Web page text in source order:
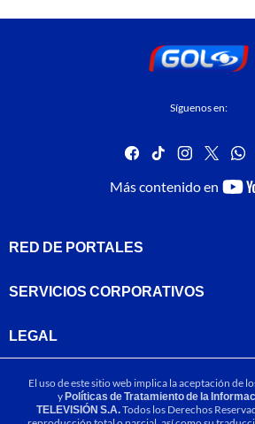
Síguenos en:
facebook
tiktok
Más contenido en
RED DE PORTALES
SERVICIOS CORPORATIVOS
LEGAL
El uso de este sitio web implica la aceptación de
yPolíticas de Tratamiento de la
TELEVISIÓN S.A.Todos los Derechos